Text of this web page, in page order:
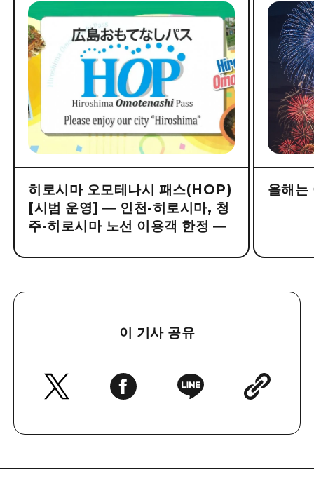
히로시마 오모테나시 패스(HOP)
[시범 운영] ― 인천-히로시마, 청
주-히로시마 노선 이용객 한정 ―
올해는
이 기사 공유